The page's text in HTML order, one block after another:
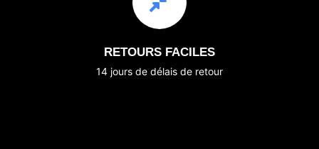
RETOURS FACILES
14 jours de délais de retour